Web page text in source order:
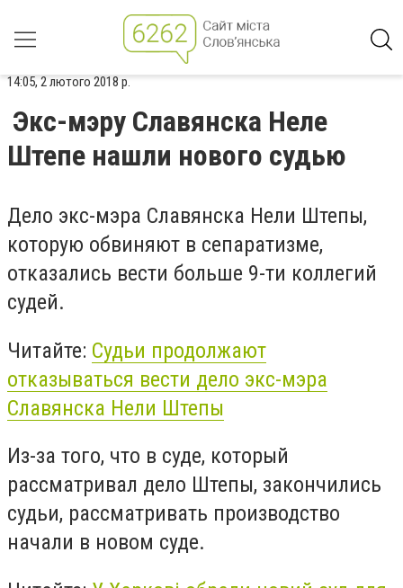
14:05, 2 лютого 2018 р.
Экс-мэру Славянска Неле
Штепе нашли нового судью
Дело экс-мэра Славянска Нели Штепы,
которую обвиняют в сепаратизме,
отказались вести больше 9-ти коллегий
судей.
Читайте: Судьи продолжают
отказываться вести дело экс-мэра
Славянска Нели Штепы
Из-за того, что в суде, который
рассматривал дело Штепы, закончились
судьи, рассматривать производство
начали в новом суде.